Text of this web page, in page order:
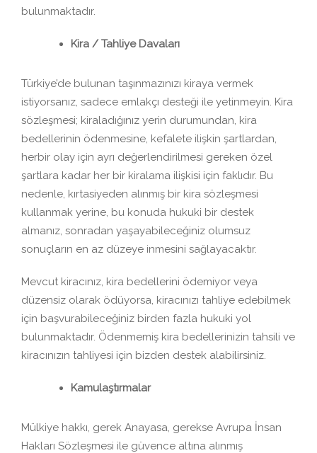
bulunmaktadır.
Kira / Tahliye Davaları
Türkiye’de bulunan taşınmazınızı kiraya vermek
istiyorsanız, sadece emlakçı desteği ile yetinmeyin. Kira
sözleşmesi; kiraladığınız yerin durumundan, kira
bedellerinin ödenmesine, kefalete ilişkin şartlardan,
herbir olay için ayrı değerlendirilmesi gereken özel
şartlara kadar her bir kiralama ilişkisi için faklıdır. Bu
nedenle, kırtasiyeden alınmış bir kira sözleşmesi
kullanmak yerine, bu konuda hukuki bir destek
almanız, sonradan yaşayabileceğiniz olumsuz
sonuçların en az düzeye inmesini sağlayacaktır.
Mevcut kiracınız, kira bedellerini ödemiyor veya
düzensiz olarak ödüyorsa, kiracınızı tahliye edebilmek
için başvurabileceğiniz birden fazla hukuki yol
bulunmaktadır. Ödenmemiş kira bedellerinizin tahsili ve
kiracınızın tahliyesi için bizden destek alabilirsiniz.
Kamulaştırmalar
Mülkiye hakkı, gerek Anayasa, gerekse Avrupa İnsan
Hakları Sözleşmesi ile güvence altına alınmış